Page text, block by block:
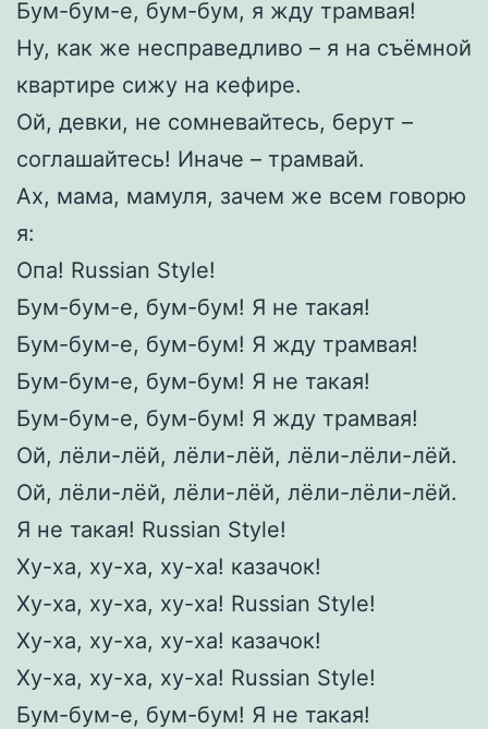
Бум-бум-е, бум-бум, я жду трамвая!
Ну, как же несправедливо – я на съёмной
квартире сижу на кефире.
Ой, девки, не сомневайтесь, берут –
соглашайтесь! Иначе – трамвай.
Ах, мама, мамуля, зачем же всем говорю
я:
Опа! Russian Style!
Бум-бум-е, бум-бум! Я не такая!
Бум-бум-е, бум-бум! Я жду трамвая!
Бум-бум-е, бум-бум! Я не такая!
Бум-бум-е, бум-бум! Я жду трамвая!
Ой, лёли-лёй, лёли-лёй, лёли-лёли-лёй.
Ой, лёли-лёй, лёли-лёй, лёли-лёли-лёй.
Я не такая! Russian Style!
Ху-ха, ху-ха, ху-ха! казачок!
Ху-ха, ху-ха, ху-ха! Russian Style!
Ху-ха, ху-ха, ху-ха! казачок!
Ху-ха, ху-ха, ху-ха! Russian Style!
Бум-бум-е, бум-бум! Я не такая!